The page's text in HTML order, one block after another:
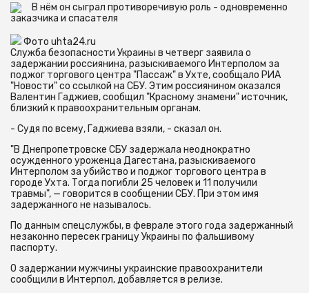
В нём он сыграл противоречивую роль - одновременно
заказчика и спасателя
Фото uhta24.ru
Служба безопасности Украины в четверг заявила о
задержании россиянина, разыскиваемого Интерполом за
поджог торгового центра "Пассаж" в Ухте, сообщало РИА
"Новости" со ссылкой на СБУ. Этим россиянином оказался
Валентин Гаджиев, сообщил "Красному знамени" источник,
близкий к правоохранительным органам.
- Судя по всему, Гаджиева взяли, - сказал он.
"В Днепропетровске СБУ задержала неоднократно
осужденного уроженца Дагестана, разыскиваемого
Интерполом за убийство и поджог торгового центра в
городе Ухта. Тогда погибли 25 человек и 11 получили
травмы", — говорится в сообщении СБУ. При этом имя
задержанного не называлось.
По данным спецслужбы, в феврале этого года задержанный
незаконно пересек границу Украины по фальшивому
паспорту.
О задержании мужчины украинские правоохранители
сообщили в Интерпол, добавляется в релизе.